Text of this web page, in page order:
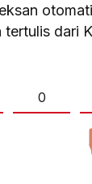
dari
0